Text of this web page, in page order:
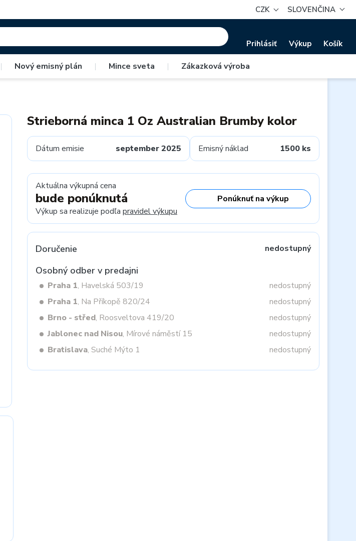
CZK SLOVENČINA
Prihlásiť Výkup Košík
| Nový emisný plán | Mince sveta | Zákazková výroba
Strieborná minca 1 Oz Australian Brumby kolor
Dátum emisie september 2025 Emisný náklad 1500 ks
Aktuálna výkupná cena
bude ponúknutá
Výkup sa realizuje podľa pravidel výkupu
Ponúknuť na výkup
Doručenie nedostupný
Osobný odber v predajni
Praha 1, Havelská 503/19
nedostupný
Praha 1, Na Příkopě 820/24
nedostupný
Brno - střed, Roosveltova 419/20
nedostupný
Jablonec nad Nisou, Mírové náměstí 15
nedostupný
Bratislava, Suché Mýto 1 nedostupný